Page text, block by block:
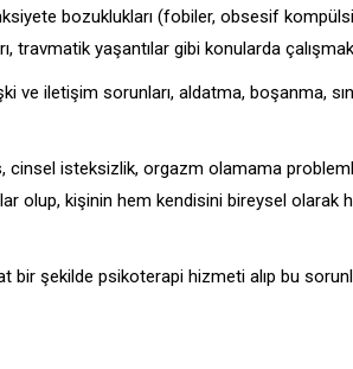
bozuklukları (fobiler, obsesif
yaşantılar gibi konularda
ve iletişim sorunları, aldatma, boşanma,
cinsel isteksizlik, orgazm olamama
olup, kişinin hem kendisini bireysel olarak
bir şekilde psikoterapi hizmeti alıp bu